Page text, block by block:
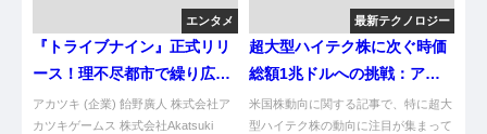
エンタメ
『トライブナイン』正式リリ
ース！理不尽都市で繰り広げ
る新たな冒険
アカツキ (企業) 飴野廣人 株式会社ア
カツキゲームス 株式会社Akatsuki
最新テクノロジー
超大型ハイテク株に次ぐ時価
総額1兆ドルへの挑戦：アメ
リカ株の最新動向
米国株動向に関する記事で、特に超大
型ハイテク株の動向に注目が集まって